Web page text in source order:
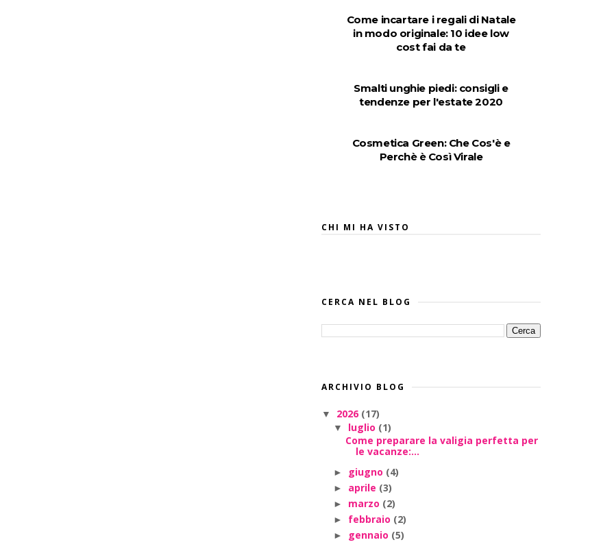
Come incartare i regali di Natale
in modo originale: 10 idee low
cost fai da te
Smalti unghie piedi: consigli e
tendenze per l'estate 2020
Cosmetica Green: Che Cos'è e
Perchè è Così Virale
CHI MI HA VISTO
CERCA NEL BLOG
ARCHIVIO BLOG
▼ 2026 (17)
▼ luglio (1)
Come preparare la valigia perfetta per
le vacanze:...
► giugno (4)
► aprile (3)
► marzo (2)
► febbraio (2)
► gennaio (5)